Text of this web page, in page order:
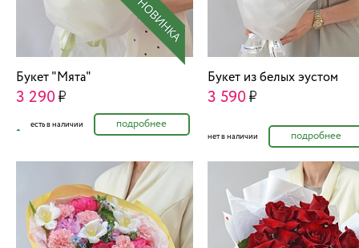
Букет "Мята"
3 290
есть в наличии подробнее
Букет из белых эустом
3 590
нет в наличии подробнее